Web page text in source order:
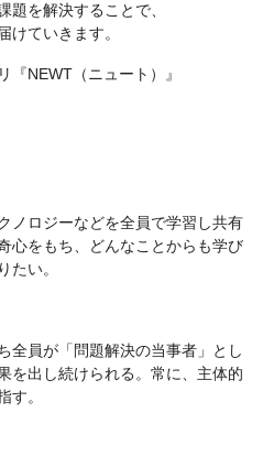
題を解決することで、
けていきます。
NEWT（ニュート）』
ノロジーなどを全員で学習し共有
心をもち、どんなことからも学び
たい。
全員が「問題解決の当事者」とし
を出し続けられる。常に、主体的
す。